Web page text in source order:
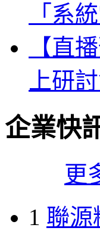
「系
【直
上研
企業快
更
1 聯源